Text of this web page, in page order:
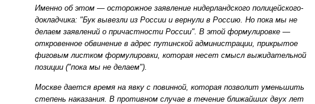
Именно об этом — осторожное заявление нидерландского полицейского-
докладчика: "Бук вывезли из России и вернули в Россию. Но пока мы не
делаем заявлений о причастности России". В этой формулировке —
откровенное обвинение в адрес путинской администрации, прикрытое
фиговым листком формулировки, которая несет смысл выжидательной
позиции ("пока мы не делаем").
Москве дается время на явку с повинной, которая позволит уменьшить
степень наказания. В противном случае в течение ближайших двух лет